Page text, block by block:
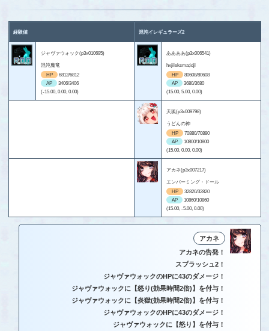
経験値 混沌イレギュラーズ2
ジャヴァウォック(p3x010695)
混沌魔竜
HP
6812/6812
AP
3406/3406
(-15.00, 0.00, 0.00)
ああああ(p3x006541)
hxjileksma;idjl
HP
80608/80608
AP
3680/3680
(15.00, 5.00, 0.00)
天狐(p3x009798)
うどんの神
HP
70880/70880
AP
10800/10800
(15.00, 0.00, 0.00)
アカネ(p3x007217)
エンバーミング・ドール
HP
32820/32820
AP
10860/10860
(15.00, -5.00, 0.00)
アカネ
アカネの告発！
スプラッシュ2！
ジャヴァウォックのHPに43のダメージ！
ジャヴァウォックに【怒り(効果時間2倍)】を付与！
ジャヴァウォックに【炎獄(効果時間2倍)】を付与！
ジャヴァウォックのHPに43のダメージ！
ジャヴァウォックに【怒り】を付与！